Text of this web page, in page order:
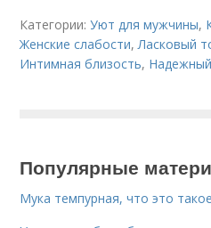
Категории:Уют для мужчины,
Женские слабости,Ласковый
Интимная близость,
Популярные
Мука темпурная, что это